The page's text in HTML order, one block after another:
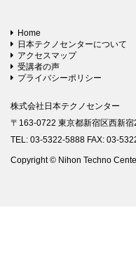
Home
日本テクノセンターについて
アクセスマップ
受講者の声
プライバシーポリシー
株式会社日本テクノセンター
〒163-0722 東京都新宿区西新
TEL: 03-5322-5888 FAX: 03-
Copyright © Nihon Techno